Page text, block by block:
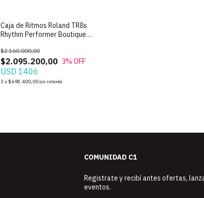
SIN STOCK
Caja de Ritmos Roland TR8s
Rhythm Performer Boutique
$2.095.200,00
$2.160.000,00
3% OFF
USD 1406
3 x $698.400,00sin interés
COMUNIDAD C1
Registrate y recibí antes ofertas,
eventos.